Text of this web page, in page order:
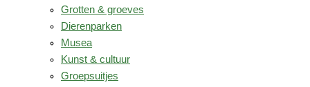
Grotten & groeves
Dierenparken
Musea
Kunst & cultuur
Groepsuitjes